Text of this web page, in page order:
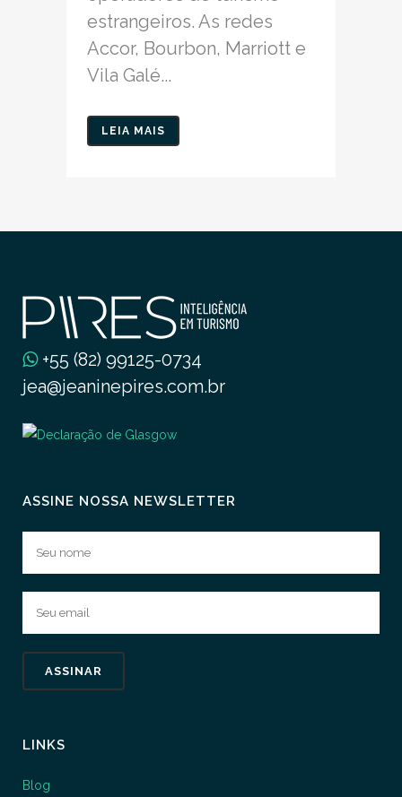
estrangeiros. As redes
Accor, Bourbon, Marriott e
Vila Galé...
LEIA MAIS
+55 (82) 99125-0734
jea@jeaninepires.com.br
ASSINE NOSSA NEWSLETTER
LINKS
Blog